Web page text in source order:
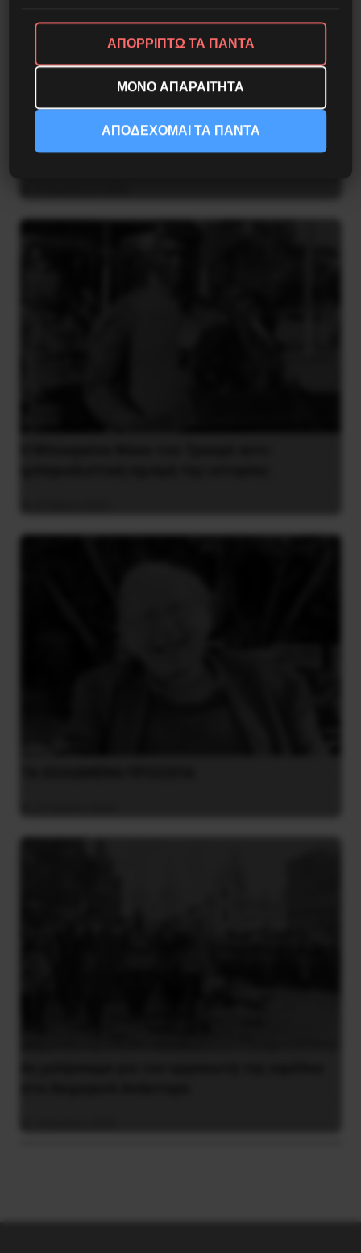
Το ΑΙ βαθαίνει την Κρίση
ΑΠΟΡΡΙΠΤΩ ΤΑ ΠΑΝΤΑ
ΜΟΝΟ ΑΠΑΡΑΙΤΗΤΑ
ΑΠΟΔΕΧΟΜΑΙ ΤΑ ΠΑΝΤΑ